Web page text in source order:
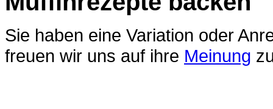
Sie haben eine Variation oder
freuen wir uns auf ihre Meinung